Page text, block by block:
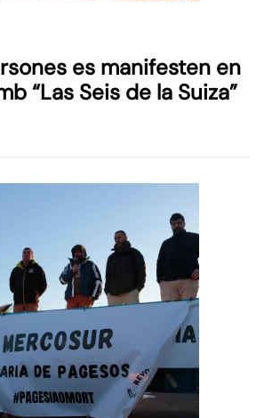
es manifesten en
“Las Seis de la Suiza”